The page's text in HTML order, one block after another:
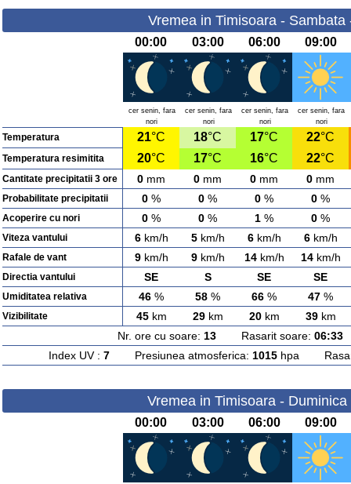
Vremea in Timisoara - Sambata
00:00 03:00 06:00 09:00
cer senin, fara
nori
cer senin, fara
nori
cer senin, fara
nori
cer senin, fara
nori
Temperatura 21°C 18°C 17°C 22°C
Temperatura resimitita 20°C 17°C 16°C 22°C
Cantitate precipitatii 3 ore 0 mm 0 mm 0 mm 0 mm
Probabilitate precipitatii 0 % 0 % 0 % 0 %
Acoperire cu nori 0 % 0 % 1 % 0 %
Viteza vantului 6km/h 5km/h 6km/h 6km/h
Rafale de vant 9km/h 9km/h 14km/h 14km/h
Directia vantului SE S SE SE
Umiditatea relativa 46 % 58 % 66 % 47 %
Vizibilitate 45km 29km 20km 39km
Nr. ore cu soare: 13Rasarit soare: 06:33
Index UV : 7Presiunea atmosferica: 1015hpa
Vremea in Timisoara -
00:00 03:00 06:00 09:00